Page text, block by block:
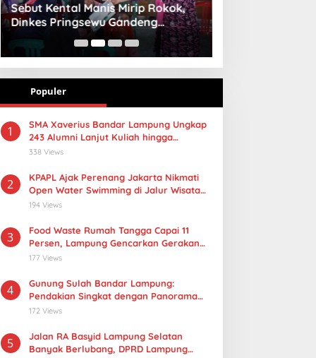
Sebut Kental Manis Mirip Rokok,
Dinkes Pringsewu Gandeng
Aisyiyah Desak Regulasi Gizi Anak
Populer
1
SMA Xaverius Bandar Lampung Ungkap
243 Alumni Lanjut Kuliah hingga
Mancanegara
338 Views
2
KPAPL Ajak Perenang Jakarta Nikmati
Open Water Swimming di Jalur Wisata
Lampung
194 Views
3
Food Waste Rumah Tangga Capai 11
Persen, Lampung Gencarkan Gerakan
Selamatan Pangan
177 Views
4
Gunung Sulah Bandar Lampung:
Pendakian Singkat dengan Panorama
Kota yang Memukau
172 Views
5
Jalan RA Basyid Lampung Selatan
Banyak Berlubang, DPRD Lampung